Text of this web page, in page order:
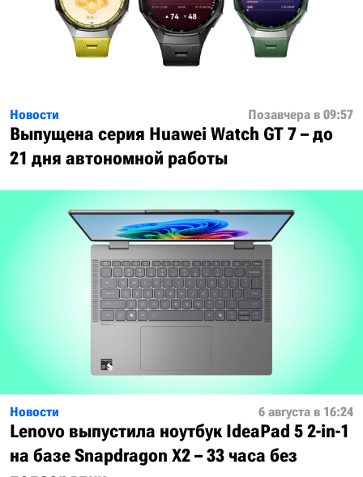
Новости Позавчера в 09:57
Выпущена серия Huawei Watch GT 7 – до
21 дня автономной работы
Новости 6 августа в 16:24
Lenovo выпустила ноутбук IdeaPad 5 2-in-1
на базе Snapdragon X2 – 33 часа без